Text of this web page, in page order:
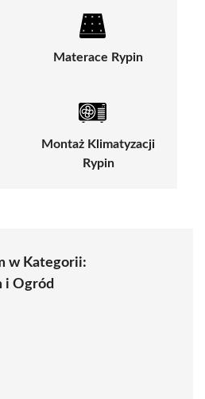
Materace Rypin
Montaż Klimatyzacji
Rypin
w Kategorii:
i Ogród